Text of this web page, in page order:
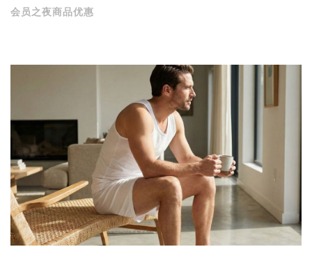
会员之夜商品优惠